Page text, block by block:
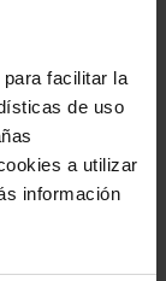
facilitar la
de uso
a utilizar
información